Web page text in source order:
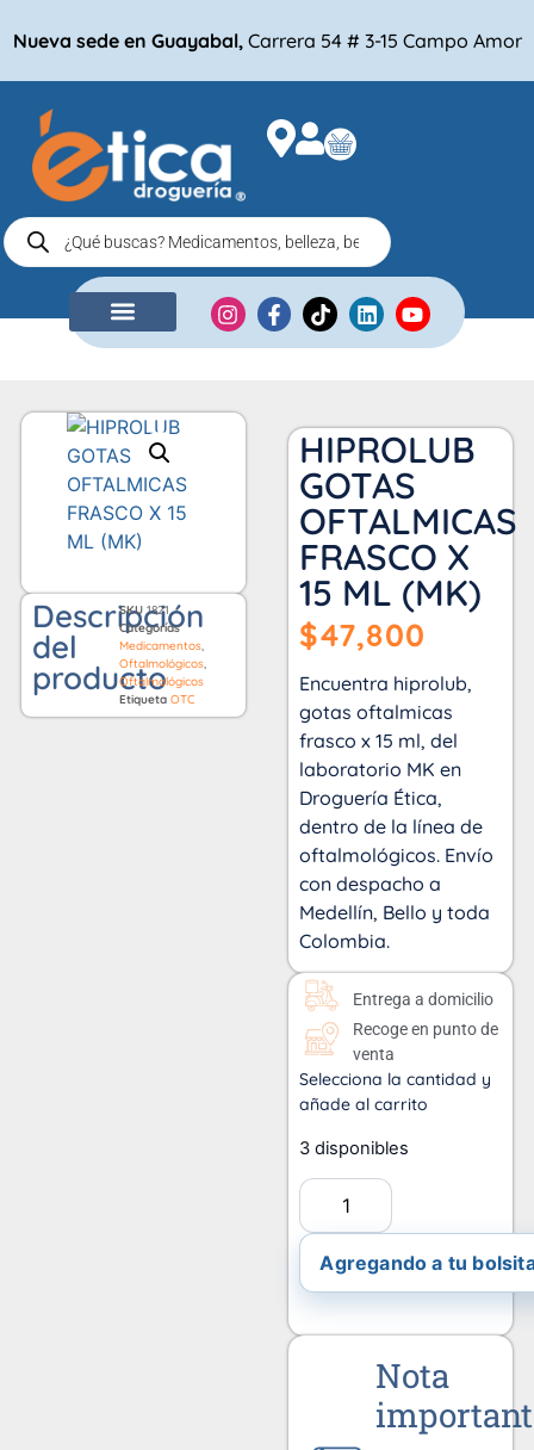
Nueva sede en Guayabal, Carrera 54 # 3-15 Campo Amor
Descripción
del
producto
SKU1821
Categorías
Medicamentos,
Oftalmológicos,
Oftalmológicos
Etiqueta OTC
HIPROLUB
GOTAS
OFTALMICAS
FRASCO X
15 ML (MK)
$47,800
Encuentra hiprolub,
gotas oftalmicas
frasco x 15 ml, del
laboratorio MK en
Droguería Ética,
dentro de la línea de
oftalmológicos. Envío
con despacho a
Medellín, Bello y toda
Colombia.
Entrega a domicilio
Recoge en punto de
venta
Selecciona la cantidad y
añade al carrito
3 disponibles
Agregando a tu
Nota